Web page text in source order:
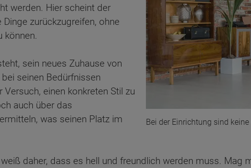
Bei der Einrichtung sind
werden. Hier scheint der
zurückzugreifen, ohne
können.
sein neues Zuhause von
seinen Bedürfnissen
einen konkreten Stil zu
auch über das
was seinen Platz im
daher, dass es hell und freundlich werden muss. Mag